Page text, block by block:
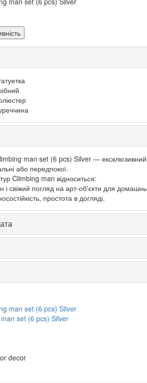
man set (6 pcs) Silver — ексклюзивний
або передпокої.
Climbing man відноситься:
свіжий погляд на арт-об'єкти для
простота в догляді.
set (6 pcs) Silver
decor